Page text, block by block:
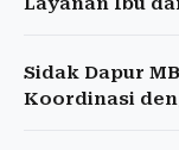
Sidak Dapur
Koordinasi